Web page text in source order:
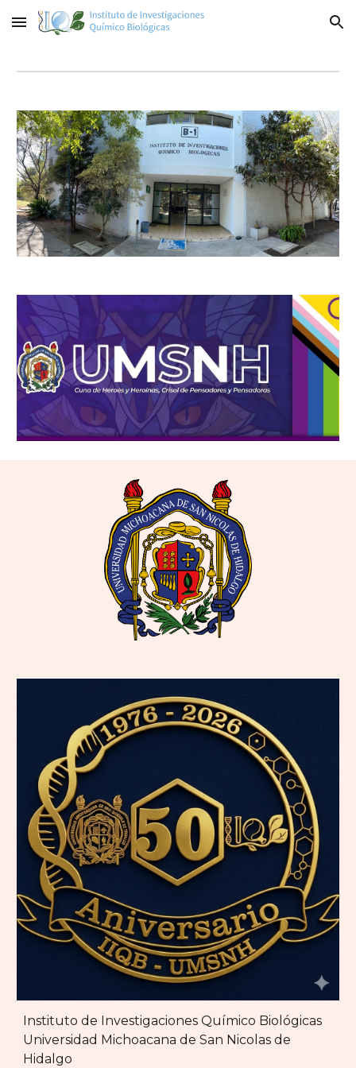
Skip to main content Skip to navigation
Instituto de Investigaciones Químico Biológicas
Universidad Michoacana de San Nicolas de
Hidalgo